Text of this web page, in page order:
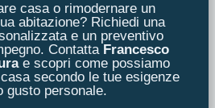
casa o rimodernare un
abitazione? Richiedi una
e un preventivo
Contatta Francesco
e scopri come possiamo
secondo le tue esigenze
gusto personale.